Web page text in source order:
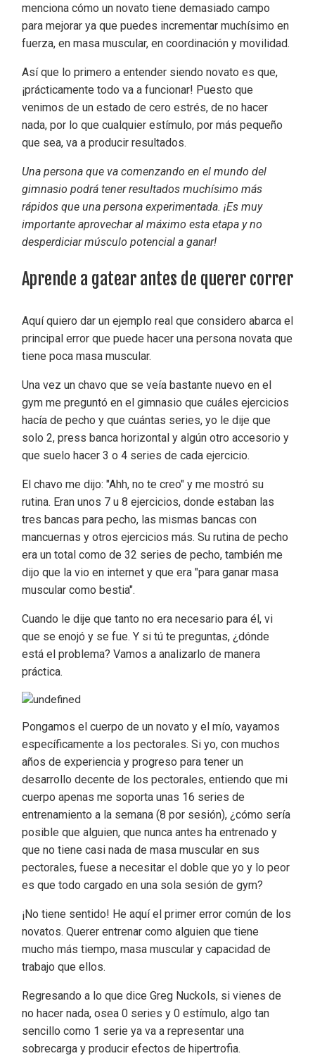
menciona cómo un novato tiene demasiado campo
para mejorar ya que puedes incrementar muchísimo en
fuerza, en masa muscular, en coordinación y movilidad.
Así que lo primero a entender siendo novato es que,
¡prácticamente todo va a funcionar! Puesto que
venimos de un estado de cero estrés, de no hacer
nada, por lo que cualquier estímulo, por más pequeño
que sea, va a producir resultados.
Una persona que va comenzando en el mundo del
gimnasio podrá tener resultados muchísimo más
rápidos que una persona experimentada. ¡Es muy
importante aprovechar al máximo esta etapa y no
desperdiciar músculo potencial a ganar!
Aprende a gatear antes de querer correr
Aquí quiero dar un ejemplo real que considero abarca el
principal error que puede hacer una persona novata que
tiene poca masa muscular.
Una vez un chavo que se veía bastante nuevo en el
gym me preguntó en el gimnasio que cuáles ejercicios
hacía de pecho y que cuántas series, yo le dije que
solo 2, press banca horizontal y algún otro accesorio y
que suelo hacer 3 o 4 series de cada ejercicio.
El chavo me dijo: "Ahh, no te creo" y me mostró su
rutina. Eran unos 7 u 8 ejercicios, donde estaban las
tres bancas para pecho, las mismas bancas con
mancuernas y otros ejercicios más. Su rutina de pecho
era un total como de 32 series de pecho, también me
dijo que la vio en internet y que era "para ganar masa
muscular como bestia".
Cuando le dije que tanto no era necesario para él, vi
que se enojó y se fue. Y si tú te preguntas, ¿dónde
está el problema? Vamos a analizarlo de manera
práctica.
Pongamos el cuerpo de un novato y el mío, vayamos
específicamente a los pectorales. Si yo, con muchos
años de experiencia y progreso para tener un
desarrollo decente de los pectorales, entiendo que mi
cuerpo apenas me soporta unas 16 series de
entrenamiento a la semana (8 por sesión), ¿cómo sería
posible que alguien, que nunca antes ha entrenado y
que no tiene casi nada de masa muscular en sus
pectorales, fuese a necesitar el doble que yo y lo peor
es que todo cargado en una sola sesión de gym?
¡No tiene sentido! He aquí el primer error común de los
novatos. Querer entrenar como alguien que tiene
mucho más tiempo, masa muscular y capacidad de
trabajo que ellos.
Regresando a lo que dice Greg Nuckols, si vienes de
no hacer nada, osea 0 series y 0 estímulo, algo tan
sencillo como 1 serie ya va a representar una
sobrecarga y producir efectos de hipertrofia.